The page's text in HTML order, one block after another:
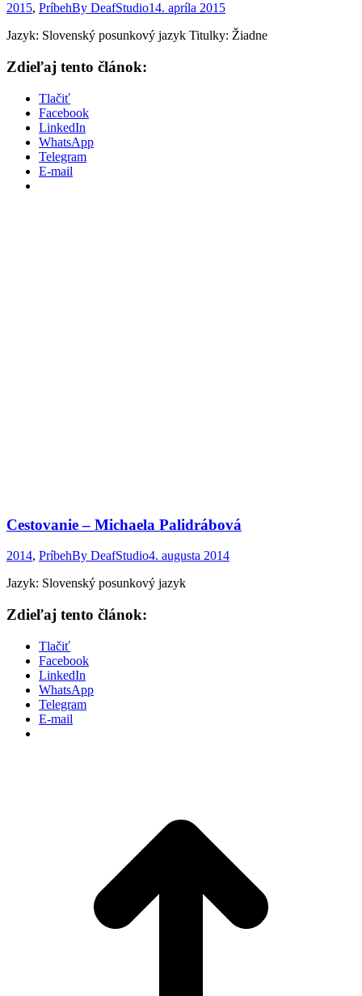
2015, PríbehBy DeafStudio14. apríla 2015
Jazyk: Slovenský posunkový jazyk Titulky: Žiadne
Zdieľaj tento článok:
Tlačiť
Facebook
LinkedIn
WhatsApp
Telegram
E-mail
Cestovanie – Michaela Palidrábová
2014, PríbehBy DeafStudio4. augusta 2014
Jazyk: Slovenský posunkový jazyk
Zdieľaj tento článok:
Tlačiť
Facebook
LinkedIn
WhatsApp
Telegram
E-mail